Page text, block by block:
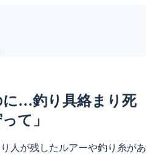
に…釣り具絡まり死
て」
人が残したルアーや釣り糸があ